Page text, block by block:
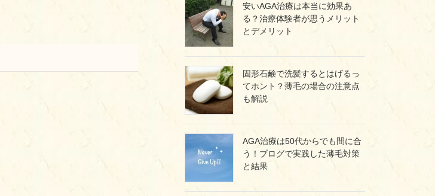
安いAGA治療は本当に効果あ
る？治療体験者が思うメリット
とデメリット
固形石鹸で洗髪するとはげるっ
てホント？薄毛の場合の注意点
も解説
AGA治療は50代からでも間に合
う！ブログで実践した薄毛対策
と結果